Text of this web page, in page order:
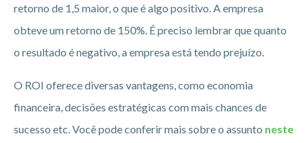
retorno de 1,5 maior, o que é algo positivo. A empresa
obteve um retorno de 150%. É preciso lembrar que quanto
o resultado é negativo, a empresa está tendo prejuízo.
O ROI oferece diversas vantagens, como economia
financeira, decisões estratégicas com mais chances de
sucesso etc. Você pode conferir mais sobre o assunto neste